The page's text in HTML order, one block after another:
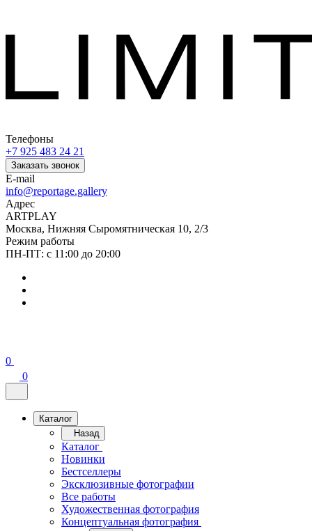
Телефоны
+7 925 483 24 21
Заказать звонок
E-mail
info@reportage.gallery
Адрес
ARTPLAY
Москва, Нижняя Сыромятническая 10, 2/3
Режим работы
ПН-ПТ: с 11:00 до 20:00
0
0
Каталог
Назад
Каталог
Новинки
Бестселлеры
Эксклюзивные фотографии
Все работы
Художественная фотография
Концептуальная фотография